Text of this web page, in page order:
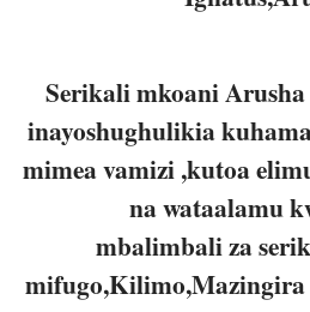
Serikali mkoani
inayoshughulikia
mimea vamizi ,kutoa
na wataalamu
mbalimbali za
mifugo,Kilimo,Mazingira